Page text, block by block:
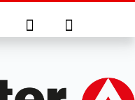
Suche Anmelden